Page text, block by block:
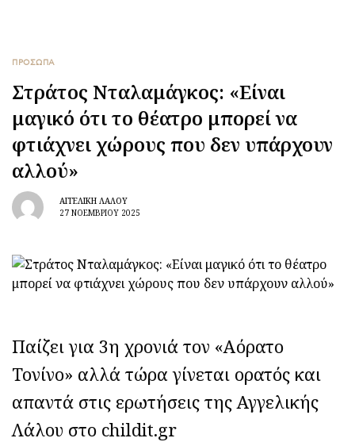
ΠΡΟΣΩΠΑ
Στράτος Νταλαμάγκος: «Είναι
μαγικό ότι το θέατρο μπορεί να
φτιάχνει χώρους που δεν υπάρχουν
αλλού»
ΑΓΓΕΛΙΚΉ ΛΆΛΟΥ
27 ΝΟΕΜΒΡΊΟΥ 2025
Παίζει για 3η χρονιά τον «Αόρατο
Τονίνο» αλλά τώρα γίνεται ορατός και
απαντά στις ερωτήσεις της Αγγελικής
Λάλου στο childit.gr